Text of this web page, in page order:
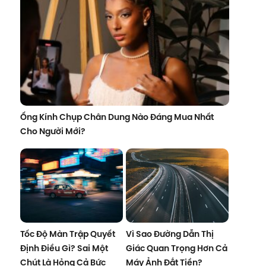
Ống Kính Chụp Chân Dung Nào Đáng Mua Nhất
Cho Người Mới?
Tốc Độ Màn Trập Quyết
Định Điều Gì? Sai Một
Chút Là Hỏng Cả Bức
Vì Sao Đường Dẫn Thị
Giác Quan Trọng Hơn Cả
Máy Ảnh Đắt Tiền?